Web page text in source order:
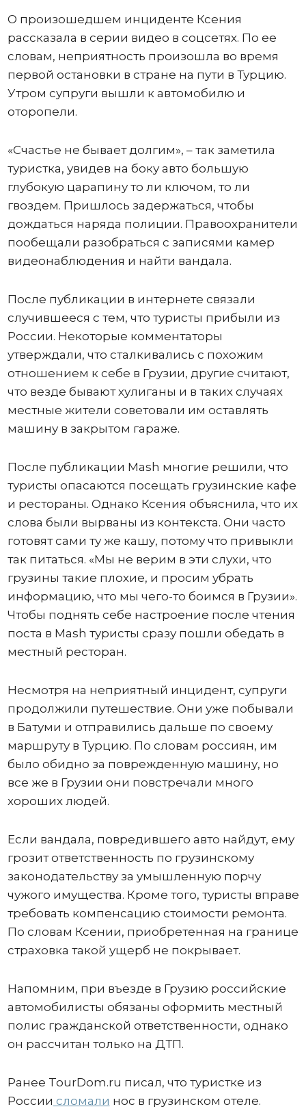
О произошедшем инциденте Ксения
рассказала в серии видео в соцсетях. По ее
словам, неприятность произошла во время
первой остановки в стране на пути в Турцию.
Утром супруги вышли к автомобилю и
оторопели.
«Счастье не бывает долгим», – так заметила
туристка, увидев на боку авто большую
глубокую царапину то ли ключом, то ли
гвоздем. Пришлось задержаться, чтобы
дождаться наряда полиции. Правоохранители
пообещали разобраться с записями камер
видеонаблюдения и найти вандала.
После публикации в интернете связали
случившееся с тем, что туристы прибыли из
России. Некоторые комментаторы
утверждали, что сталкивались с похожим
отношением к себе в Грузии, другие считают,
что везде бывают хулиганы и в таких случаях
местные жители советовали им оставлять
машину в закрытом гараже.
После публикации Mash многие решили, что
туристы опасаются посещать грузинские кафе
и рестораны. Однако Ксения объяснила, что их
слова были вырваны из контекста. Они часто
готовят сами ту же кашу, потому что привыкли
так питаться. «Мы не верим в эти слухи, что
грузины такие плохие, и просим убрать
информацию, что мы чего-то боимся в Грузии».
Чтобы поднять себе настроение после чтения
поста в Mash туристы сразу пошли обедать в
местный ресторан.
Несмотря на неприятный инцидент, супруги
продолжили путешествие. Они уже побывали
в Батуми и отправились дальше по своему
маршруту в Турцию. По словам россиян, им
было обидно за поврежденную машину, но
все же в Грузии они повстречали много
хороших людей.
Если вандала, повредившего авто найдут, ему
грозит ответственность по грузинскому
законодательству за умышленную порчу
чужого имущества. Кроме того, туристы вправе
требовать компенсацию стоимости ремонта.
По словам Ксении, приобретенная на границе
страховка такой ущерб не покрывает.
Напомним, при въезде в Грузию российские
автомобилисты обязаны оформить местный
полис гражданской ответственности, однако
он рассчитан только на ДТП.
Ранее TourDom.ru писал, что туристке из
России сломали нос в грузинском отеле.